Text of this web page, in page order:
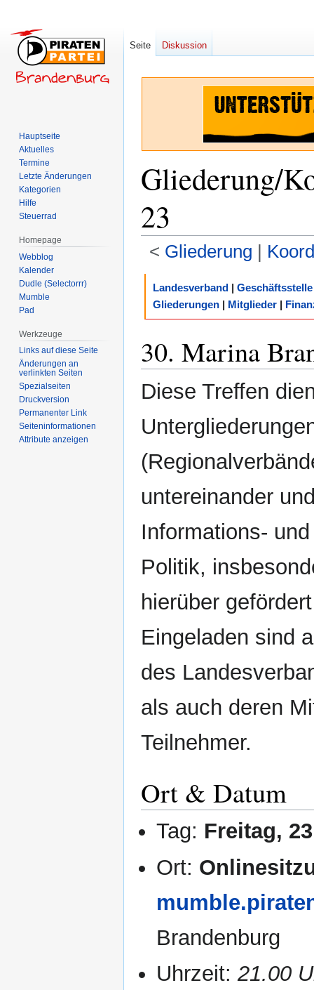
Gliederung/
23
< Gliederung ‎ |
springen
springen
Landesverband | Geschäftsstelle
Gliederungen | Mitglieder |
30. Marina
Diese Treffen
untereinander
Informations-
Politik,
hierüber
Eingeladen sind
des
als auch deren
Teilnehmer.
Ort & Datum
Tag: Freitag,
Ort:
Brandenburg
Uhrzeit:21.00
Seite Diskussion
Hauptseite
Aktuelles
Termine
Letzte Änderungen
Kategorien
Hilfe
Steuerrad
Homepage
Webblog
Kalender
Dudle (Selectorrr)
Mumble
Pad
Werkzeuge
Links auf diese Seite
Änderungen an
verlinkten Seiten
Spezialseiten
Druckversion
Permanenter Link
Seiten­­informationen
Attribute anzeigen